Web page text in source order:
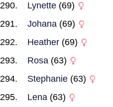
Lynette (69)
Johana (69)
Heather (69)
Rosa (63)
Stephanie (63)
Lena (63)